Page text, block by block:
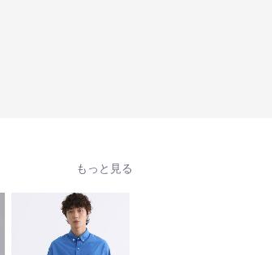
もっと見る